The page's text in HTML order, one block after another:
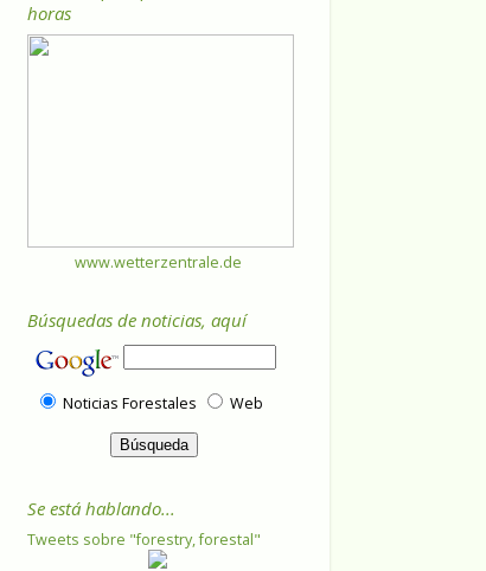
horas
www.wetterzentrale.de
Búsquedas de noticias, aquí
Noticias Forestales Web
Se está hablando...
Tweets sobre "forestry, forestal"